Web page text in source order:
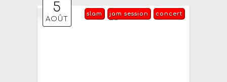
5
AOÛT
concert
jam session
slam